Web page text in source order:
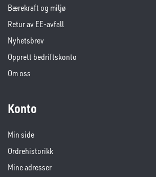
Bærekraft og miljø
Retur av EE-avfall
Nyhetsbrev
Opprett bedriftskonto
Om oss
Konto
Min side
Ordrehistorikk
Mine adresser